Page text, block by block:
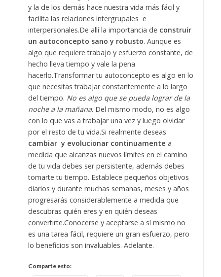
y la de los demás hace nuestra vida más fácil y
facilita las relaciones intergrupales e
interpersonales.De allí la importancia de construir
un autoconcepto sano y robusto. Aunque es
algo que requiere trabajo y esfuerzo constante, de
hecho lleva tiempo y vale la pena
hacerlo.Transformar tu autoconcepto es algo en lo
que necesitas trabajar constantemente a lo largo
del tiempo. No es algo que se pueda lograr de la
noche a la mañana. Del mismo modo, no es algo
con lo que vas a trabajar una vez y luego olvidar
por el resto de tu vida.Si realmente deseas
cambiar y evolucionar continuamente a
medida que alcanzas nuevos límites en el camino
de tu vida debes ser persistente, además debes
tomarte tu tiempo. Establece pequeños objetivos
diarios y durante muchas semanas, meses y años
progresarás considerablemente a medida que
descubras quién eres y en quién deseas
convertirte.Conocerse y aceptarse a sí mismo no
es una tarea fácil, requiere un gran esfuerzo, pero
lo beneficios son invaluables. Adelante.
Comparte esto: